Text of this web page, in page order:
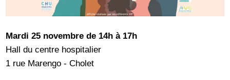
Mardi 25 novembre de 14h à 17h
Hall du centre hospitalier
1 rue Marengo - Cholet